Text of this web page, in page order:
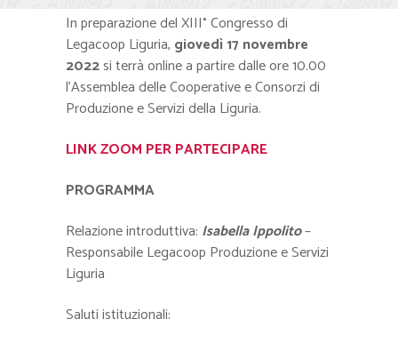
In preparazione del XIII° Congresso di
Legacoop Liguria, giovedì 17 novembre
2022si terrà online a partire dalle ore 10.00
l’Assemblea delle Cooperative e Consorzi di
Produzione e Servizi della Liguria.
LINK ZOOM PER PARTECIPARE
PROGRAMMA
Relazione introduttiva: Isabella Ippolito–
Responsabile Legacoop Produzione e Servizi
Liguria
Saluti istituzionali: